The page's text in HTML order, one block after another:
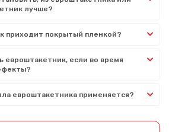
лучше?
приходит покрытый пленкой?
евроштакетник, если во время
евроштакетника применяется?